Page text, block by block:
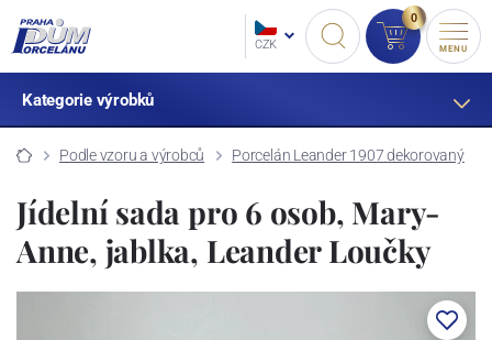
CZK
0
MENU
Kategorie výrobků
Podle vzoru a výrobců Porcelán Leander 1907 dekorovaný
Jídelní sada pro 6 osob, Mary-
Anne, jablka, Leander Loučky